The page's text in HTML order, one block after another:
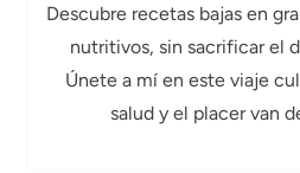
Descubre recetas bajas en
nutritivos, sin sacrificar el
Únete a mí en este viaje
salud y el placer van